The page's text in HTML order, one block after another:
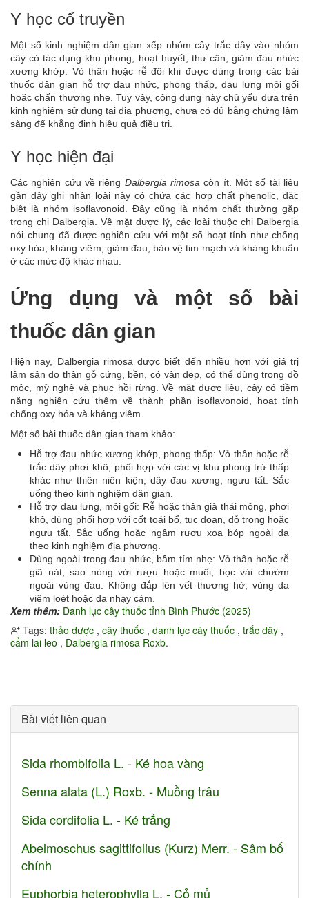
Y học cổ truyền
Một số kinh nghiệm dân gian xếp nhóm cây trắc dây vào nhóm
cây có tác dụng khu phong, hoạt huyết, thư cân, giảm đau nhức
xương khớp. Vỏ thân hoặc rễ đôi khi được dùng trong các bài
thuốc dân gian hỗ trợ đau nhức, phong thấp, đau lưng mỏi gối
hoặc chấn thương nhẹ. Tuy vậy, công dụng này chủ yếu dựa trên
kinh nghiệm sử dụng tại địa phương, chưa có đủ bằng chứng lâm
sàng để khẳng định hiệu quả điều trị.
Y học hiện đại
Các nghiên cứu về riêng Dalbergia rimosacòn ít. Một số tài liệu
gần đây ghi nhận loài này có chứa các hợp chất phenolic, đặc
biệt là nhóm isoflavonoid. Đây cũng là nhóm chất thường gặp
trong chi Dalbergia. Về mặt dược lý, các loài thuộc chi Dalbergia
nói chung đã được nghiên cứu với một số hoạt tính như chống
oxy hóa, kháng viêm, giảm đau, bảo vệ tim mạch và kháng khuẩn
ở các mức độ khác nhau.
Ứng dụng và một số bài
thuốc dân gian
Hiện nay, Dalbergia rimosa được biết đến nhiều hơn với giá trị
lâm sản do thân gỗ cứng, bền, có vân đẹp, có thể dùng trong đồ
mộc, mỹ nghệ và phục hồi rừng. Về mặt dược liệu, cây có tiềm
năng nghiên cứu thêm về thành phần isoflavonoid, hoạt tính
chống oxy hóa và kháng viêm.
Một số bài thuốc dân gian tham khảo:
Hỗ trợ đau nhức xương khớp, phong thấp: Vỏ thân hoặc rễ
trắc dây phơi khô, phối hợp với các vị khu phong trừ thấp
khác như thiên niên kiện, dây đau xương, ngưu tất. Sắc
uống theo kinh nghiệm dân gian.
Hỗ trợ đau lưng, mỏi gối: Rễ hoặc thân già thái mỏng, phơi
khô, dùng phối hợp với cốt toái bổ, tục đoạn, đỗ trọng hoặc
ngưu tất. Sắc uống hoặc ngâm rượu xoa bóp ngoài da
theo kinh nghiệm địa phương.
Dùng ngoài trong đau nhức, bầm tím nhẹ: Vỏ thân hoặc rễ
giã nát, sao nóng với rượu hoặc muối, bọc vải chườm
ngoài vùng đau. Không đắp lên vết thương hở, vùng da
viêm loét hoặc da nhạy cảm.
Xem thêm: Danh lục cây thuốc tỉnh Bình Phước (2025)
Tags: thảo dược , cây thuốc , danh lục cây thuốc , trắc dây ,
cẩm lai leo , Dalbergia rimosa Roxb.
Bài viết liên quan
Sida rhombifolia L. - Ké hoa vàng
Senna alata (L.) Roxb. - Muồng trâu
Sida cordifolia L. - Ké trắng
Abelmoschus sagittifolius (Kurz) Merr. - Sâm bố
chính
Euphorbia heterophylla L. - Cỏ mủ